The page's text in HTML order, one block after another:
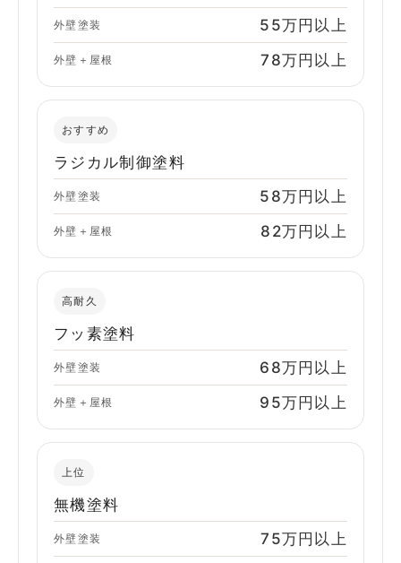
外壁塗装 55万円以上
外壁＋屋根 78万円以上
おすすめ
ラジカル制御塗料
外壁塗装 58万円以上
外壁＋屋根 82万円以上
高耐久
フッ素塗料
外壁塗装 68万円以上
外壁＋屋根 95万円以上
上位
無機塗料
外壁塗装 75万円以上